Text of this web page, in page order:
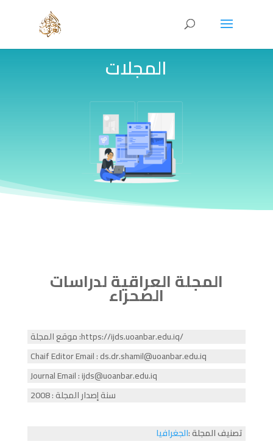
المجلات
المجلة العراقیة لدراسات
الصحراء
موقع المجلة :https://ijds.uoanbar.edu.iq/
Chaif Editor Email : ds.dr.shamil@uoanbar.edu.iq
Journal Email : ijds@uoanbar.edu.iq
سنة إصدار المجلة : 2008
تصنيف المجلة :الجغرافيا